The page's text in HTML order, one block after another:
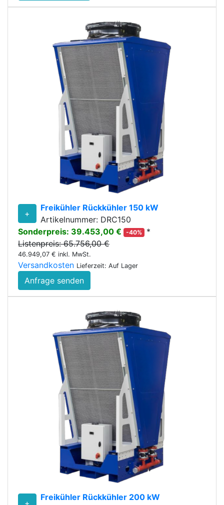
+
Freikühler Rückkühler 150 kW
Artikelnummer: DRC150
Sonderpreis: 39.453,00 €
-40%
*
Listenpreis: 65.756,00 €
46.949,07 € inkl. MwSt.
Versandkosten Lieferzeit: Auf Lager
Anfrage senden
+
Freikühler Rückkühler 200 kW